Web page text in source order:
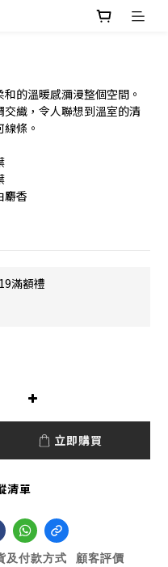
的溫暖感瀰漫整個空間。
織，令人聯想到溫室的清
條。
麝香
滿額禮
立即購買
清單
及付款方式 顧客評價